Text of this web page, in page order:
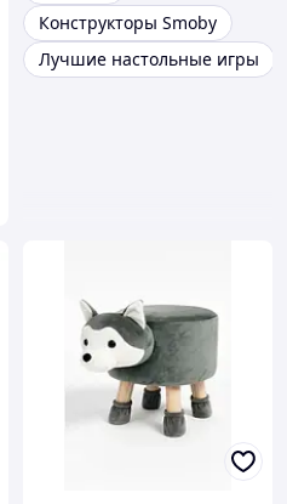
Конструкторы Smoby
Лучшие настольные игры